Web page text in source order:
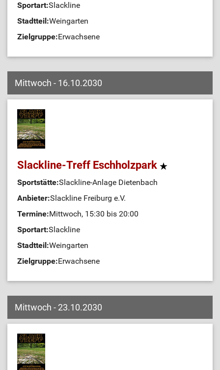
Sportart:Slackline
Stadtteil:Weingarten
Zielgruppe:Erwachsene
Mittwoch - 16.10.2030
Slackline-Treff Eschholzpark
Sportstätte:Slackline-Anlage Dietenbach
Anbieter:Slackline Freiburg e.V.
Termine:Mittwoch, 15:30 bis 20:00
Sportart:Slackline
Stadtteil:Weingarten
Zielgruppe:Erwachsene
Mittwoch - 23.10.2030